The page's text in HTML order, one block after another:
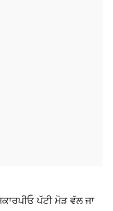
ਪੱਟੀ ਮੋੜ ਵੱਲ ਜਾ